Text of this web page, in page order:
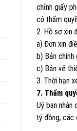
chỉnh giấy
có thẩm
2. Hồ sơ xin
a) Đơn xin
b) Bản
c) Bản vẽ
3. Thời hạn
7. Thẩm
Uỷ ban
tỷ đồng, các